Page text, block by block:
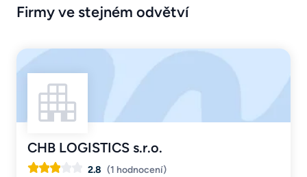
Firmy ve stejném odvětví
CHB LOGISTICS s.r.o.
2.8 (1 hodnocení)